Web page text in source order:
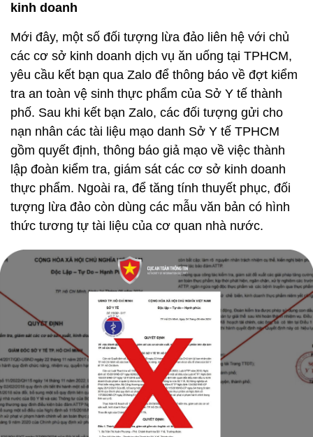
kinh doanh
Mới đây, một số đối tượng lừa đảo liên hệ với chủ
các cơ sở kinh doanh dịch vụ ăn uống tại TPHCM,
yêu cầu kết bạn qua Zalo để thông báo về đợt kiểm
tra an toàn vệ sinh thực phẩm của Sở Y tế thành
phố. Sau khi kết bạn Zalo, các đối tượng gửi cho
nạn nhân các tài liệu mạo danh Sở Y tế TPHCM
gồm quyết định, thông báo giả mạo về việc thành
lập đoàn kiểm tra, giám sát các cơ sở kinh doanh
thực phẩm. Ngoài ra, để tăng tính thuyết phục, đối
tượng lừa đảo còn dùng các mẫu văn bản có hình
thức tương tự tài liệu của cơ quan nhà nước.